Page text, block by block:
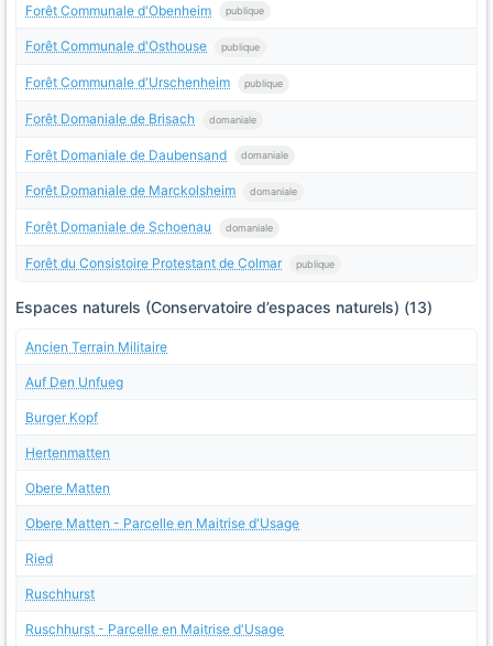
Forêt Communale d'Obenheim publique
Forêt Communale d'Osthouse publique
Forêt Communale d'Urschenheim publique
Forêt Domaniale de Brisach domaniale
Forêt Domaniale de Daubensand domaniale
Forêt Domaniale de Marckolsheim domaniale
Forêt Domaniale de Schoenau domaniale
Forêt du Consistoire Protestant de Colmar publique
Espaces naturels (Conservatoire d’espaces naturels) (13)
Ancien Terrain Militaire
Auf Den Unfueg
Burger Kopf
Hertenmatten
Obere Matten
Obere Matten - Parcelle en Maitrise d'Usage
Ried
Ruschhurst
Ruschhurst - Parcelle en Maitrise d'Usage